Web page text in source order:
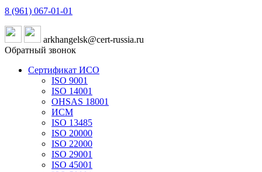
8 (961) 067-01-01
arkhangelsk@cert-russia.ru
Обратный звонок
Сертификат ИСО
ISO 9001
ISO 14001
OHSAS 18001
ИСМ
ISO 13485
ISO 20000
ISO 22000
ISO 29001
ISO 45001